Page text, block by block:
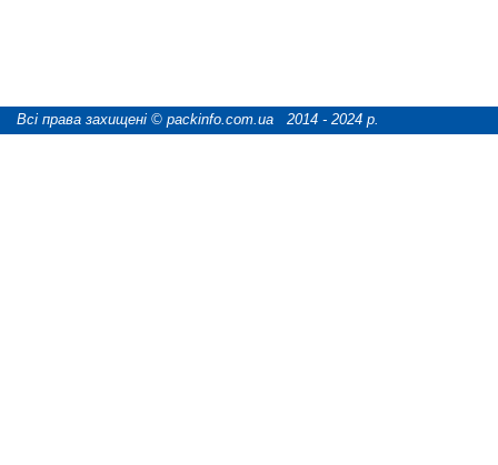
Всі права захищені © packinfo.com.ua 2014 - 2024 р.